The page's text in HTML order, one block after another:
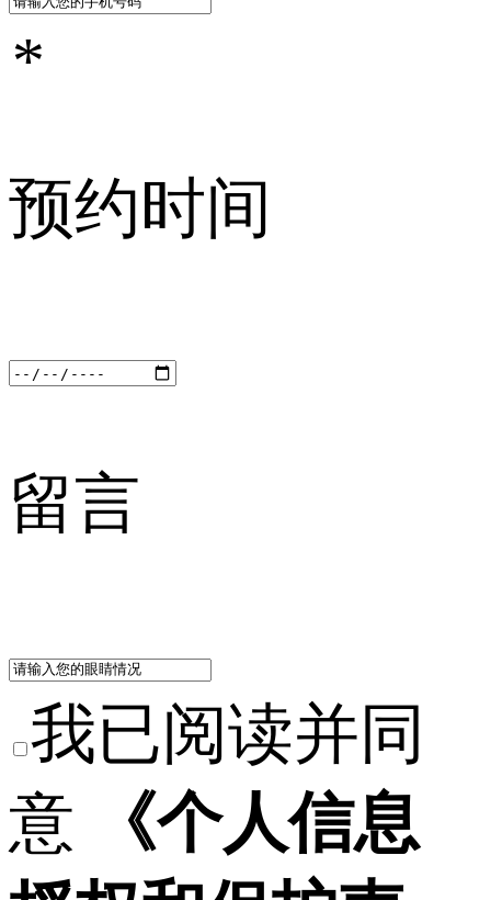
*
预约时间
留言
我已阅读并同
意
《个人信息